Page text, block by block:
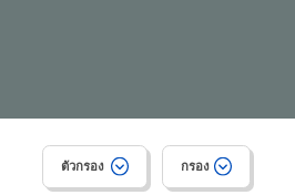
ตัวกรอง กรอง